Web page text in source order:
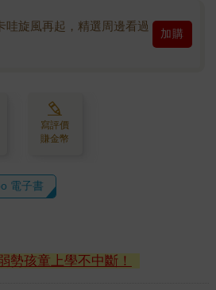
旋風再起，精選周邊看過
加購
寫評價
賺金幣
電子書
勢孩童上學不中斷！